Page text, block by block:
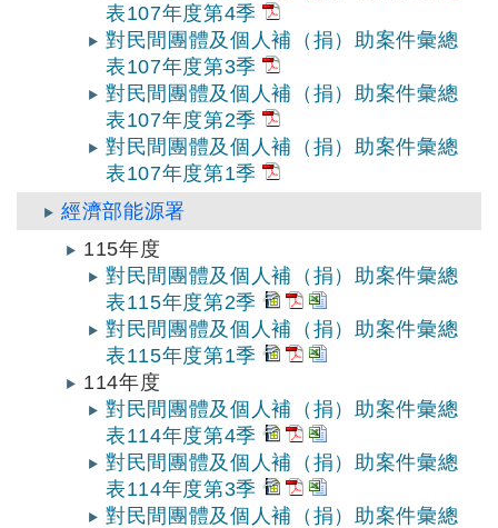
表107年度第4季
對民間團體及個人補（捐）助案件彙總
表107年度第3季
對民間團體及個人補（捐）助案件彙總
表107年度第2季
對民間團體及個人補（捐）助案件彙總
表107年度第1季
經濟部能源署
115年度
對民間團體及個人補（捐）助案件彙總
表115年度第2季
對民間團體及個人補（捐）助案件彙總
表115年度第1季
114年度
對民間團體及個人補（捐）助案件彙總
表114年度第4季
對民間團體及個人補（捐）助案件彙總
表114年度第3季
對民間團體及個人補（捐）助案件彙總